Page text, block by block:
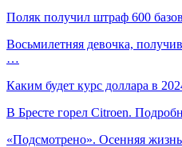
Поляк получил штраф 600
Восьмилетняя девочка,
…
Каким будет курс доллара в
В Бресте горел Citroen.
«Подсмотрено». Осенняя